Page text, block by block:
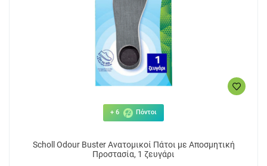
+ 6 Πόντοι
Scholl Odour Buster Aνατομικοί Πάτοι με Αποσμητική
Προστασία, 1 ζευγάρι